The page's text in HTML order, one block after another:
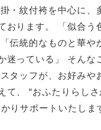
・紋付袴を中心に、
おります。 「似合う
伝統的なものと華や
迷っている」 そんな
タッフが、お好みや
て、 “おふたりらしさ
りサポートいたしま